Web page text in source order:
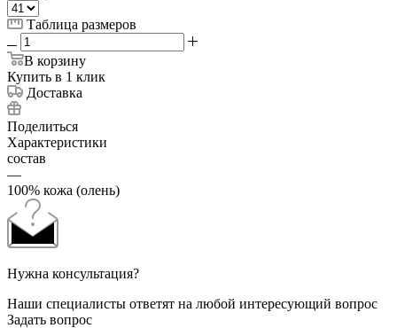
Таблица размеров
В корзину
Купить в 1 клик
Доставка
Поделиться
Характеристики
состав
—
100% кожа (олень)
Нужна консультация?
Наши специалисты ответят на любой интересующий вопрос
Задать вопрос